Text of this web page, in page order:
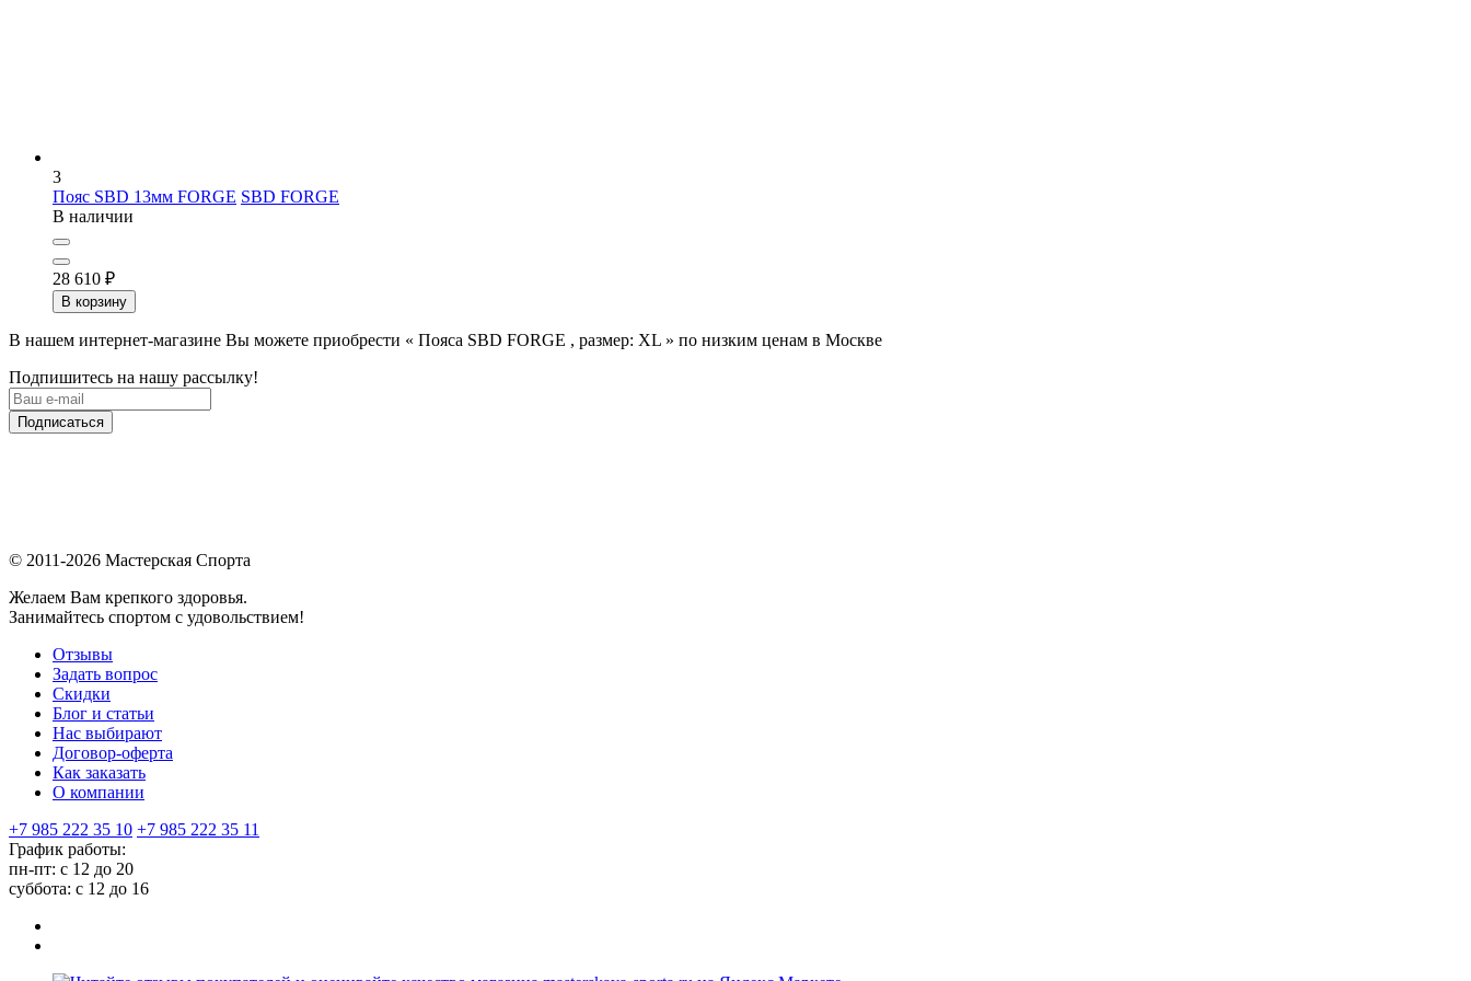
3
Пояс SBD 13мм FORGE SBD FORGE
В наличии
28 610 ₽
В корзину
В нашем интернет-магазине Вы можете приобрести « Пояса SBD FORGE , размер: XL » по низким ценам в Москве
Подпишитесь на нашу рассылку!
Подписаться
© 2011-2026 Мастерская Спорта
Желаем Вам крепкого здоровья.
Занимайтесь спортом с удовольствием!
Отзывы
Задать вопрос
Скидки
Блог и статьи
Нас выбирают
Договор-оферта
Как заказать
О компании
+7 985 222 35 10 +7 985 222 35 11
График работы:
пн-пт: с 12 до 20
суббота: c 12 до 16